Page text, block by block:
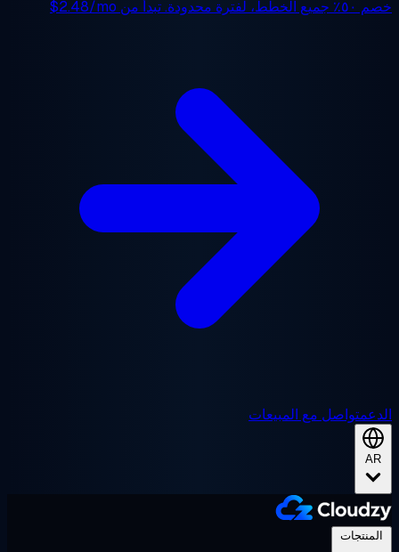
٥٠٪ جميع الخطط، لفترة محدودة. تبدأ من $2.48/mo
تواصل مع المبيعات